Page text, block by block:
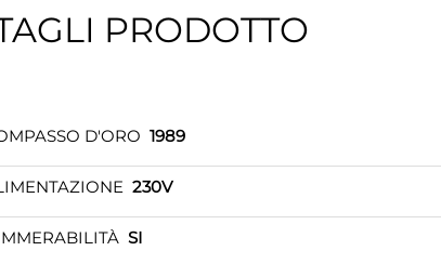
PRODOTTO
D'ORO 1989
230V
SI